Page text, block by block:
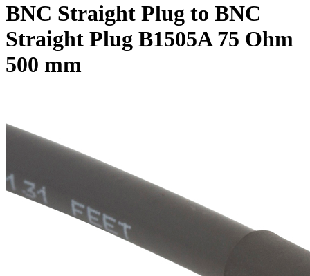
BNC Straight Plug to BNC
Straight Plug B1505A 75 Ohm
500 mm